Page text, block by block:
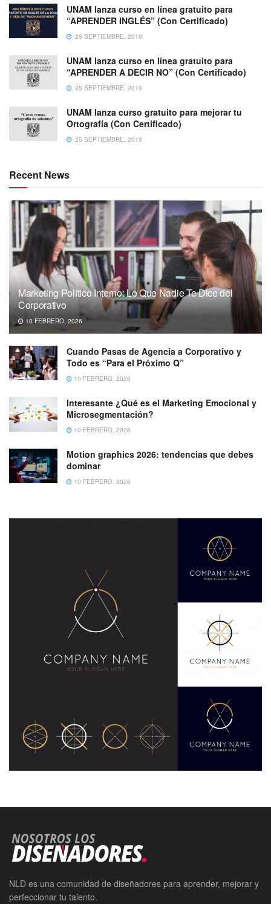
UNAM lanza curso en línea gratuito para
“APRENDER INGLÉS” (Con Certificado)
25 SEPTIEMBRE, 2019
UNAM lanza curso en línea gratuito para
“APRENDER A DECIR NO” (Con Certificado)
25 SEPTIEMBRE, 2019
UNAM lanza curso gratuito para mejorar tu
Ortografía (Con Certificado)
25 SEPTIEMBRE, 2019
Recent News
Marketing Político Interno: Lo Que Nadie Te Dice del
Corporativo
10 FEBRERO, 2026
Cuando Pasas de Agencia a Corporativo y
Todo es “Para el Próximo Q”
10 FEBRERO, 2026
Interesante ¿Qué es el Marketing Emocional y
Microsegmentación?
10 FEBRERO, 2026
Motion graphics 2026: tendencias que debes
dominar
10 FEBRERO, 2026
NLD es una comunidad de diseñadores para aprender, mejorar y
perfeccionar tu talento.